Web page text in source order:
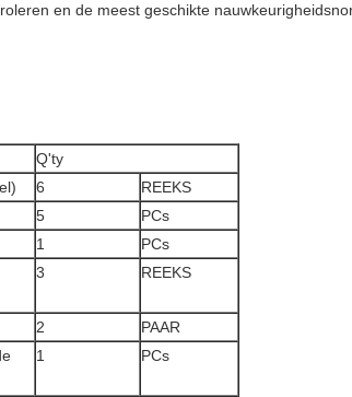
en de meest geschikte
Q'ty
6
REEKS
5
PCs
1
PCs
3 REEKS
2
PAAR
1 PCs